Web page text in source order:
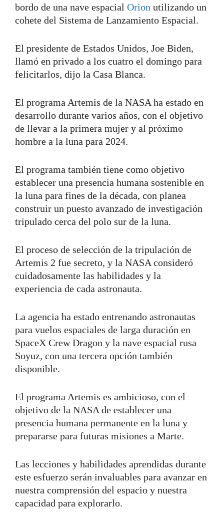
bordo de una nave espacial Orion utilizando un
cohete del Sistema de Lanzamiento Espacial.
El presidente de Estados Unidos, Joe Biden,
llamó en privado a los cuatro el domingo para
felicitarlos, dijo la Casa Blanca.
El programa Artemis de la NASA ha estado en
desarrollo durante varios años, con el objetivo
de llevar a la primera mujer y al próximo
hombre a la luna para 2024.
El programa también tiene como objetivo
establecer una presencia humana sostenible en
la luna para fines de la década, con planea
construir un puesto avanzado de investigación
tripulado cerca del polo sur de la luna.
El proceso de selección de la tripulación de
Artemis 2 fue secreto, y la NASA consideró
cuidadosamente las habilidades y la
experiencia de cada astronauta.
La agencia ha estado entrenando astronautas
para vuelos espaciales de larga duración en
SpaceX Crew Dragon y la nave espacial rusa
Soyuz, con una tercera opción también
disponible.
El programa Artemis es ambicioso, con el
objetivo de la NASA de establecer una
presencia humana permanente en la luna y
prepararse para futuras misiones a Marte.
Las lecciones y habilidades aprendidas durante
este esfuerzo serán invaluables para avanzar en
nuestra comprensión del espacio y nuestra
capacidad para explorarlo.